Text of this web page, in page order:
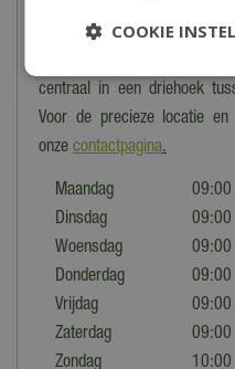
centraal in een driehoek
Voor de precieze locatie
onze contactpagina.
Maandag
Dinsdag
Woensdag
Donderdag
Vrijdag
Zaterdag
Zondag
COOKIE